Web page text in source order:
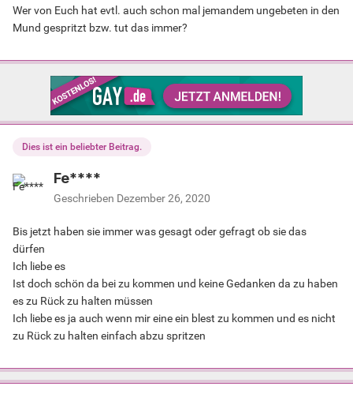
Wer von Euch hat evtl. auch schon mal jemandem ungebeten in den
Mund gespritzt bzw. tut das immer?
Dies ist ein beliebter Beitrag.
Fe****
Geschrieben Dezember 26, 2020
Bis jetzt haben sie immer was gesagt oder gefragt ob sie das
dürfen
Ich liebe es
Ist doch schön da bei zu kommen und keine Gedanken da zu haben
es zu Rück zu halten müssen
Ich liebe es ja auch wenn mir eine ein blest zu kommen und es nicht
zu Rück zu halten einfach abzu spritzen